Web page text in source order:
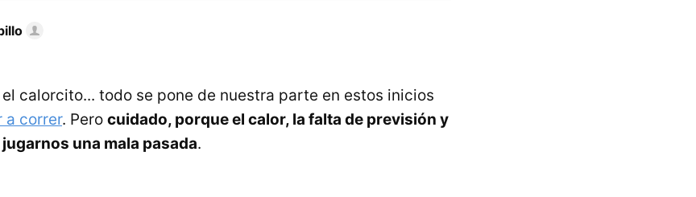
calorcito... todo se pone de nuestra parte en estos inicios
a correr. Pero cuidado, porque el calor, la falta de previsión y
una mala pasada.